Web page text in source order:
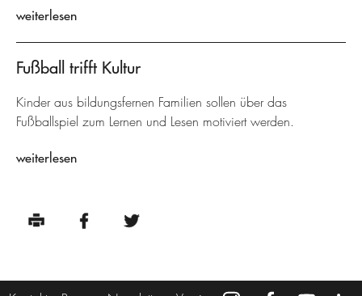
weiterlesen
Fußball trifft Kultur
Kinder aus bildungsfernen Familien sollen über das
Fußballspiel zum Lernen und Lesen motiviert werden.
weiterlesen